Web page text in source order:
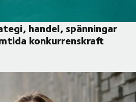
handel, spänningar
konkurrenskraft
spänningar och kampen för